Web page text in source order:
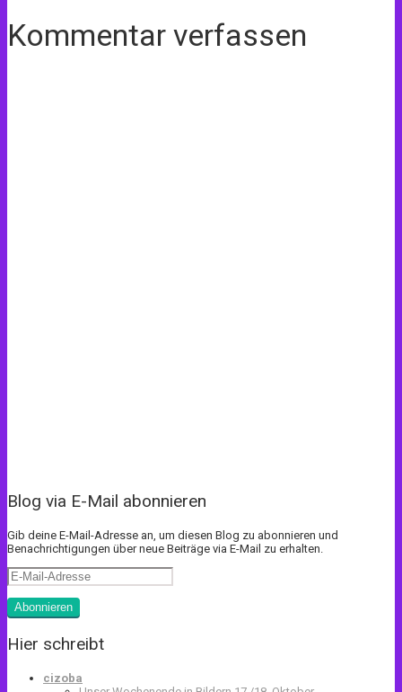
Kommentar verfassen
Blog via E-Mail abonnieren
Gib deine E-Mail-Adresse an, um diesen Blog zu abonnieren und
Benachrichtigungen über neue Beiträge via E-Mail zu erhalten.
E-
Mail-
Adresse
Abonnieren
Hier schreibt
cizoba